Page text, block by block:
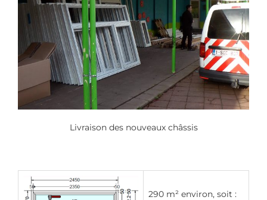
Livraison des nouveaux châssis
290 m² environ, soit :